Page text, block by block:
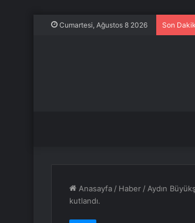
Cumartesi, Ağustos 8 2026 Son
Anasayfa / Haber / Aydın
kutlandı.